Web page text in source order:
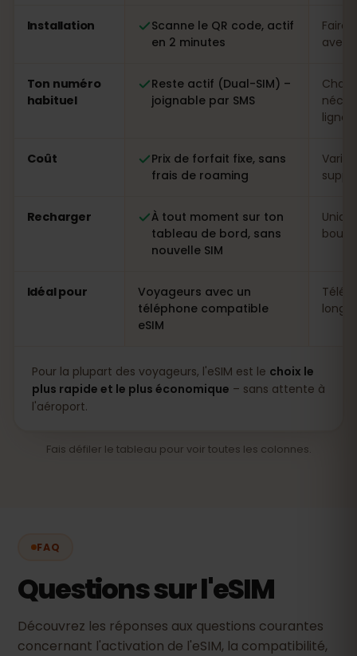
Installation
Scanne le QR code, actif
en 2 minutes
Faire
avec
Ton numéro
habituel
Reste actif (Dual-SIM) –
joignable par SMS
ligne
Coût
Prix de forfait fixe, sans
frais de roaming
Recharger
À tout moment sur ton
tableau de bord, sans
nouvelle SIM
Idéal pour
Voyageurs avec un
téléphone compatible
eSIM
longs
Pour la plupart des voyageurs, l'eSIM est le choix le
plus rapide et le plus économique – sans attente à
l'aéroport.
Fais défiler le tableau pour voir toutes les colonnes.
FAQ
Questions sur l'eSIM
Découvrez les réponses aux questions courantes
concernant l'activation de l'eSIM, la compatibilité,